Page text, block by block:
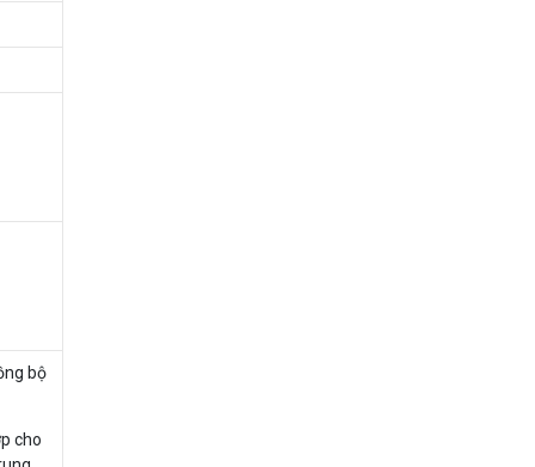
bộ
cho